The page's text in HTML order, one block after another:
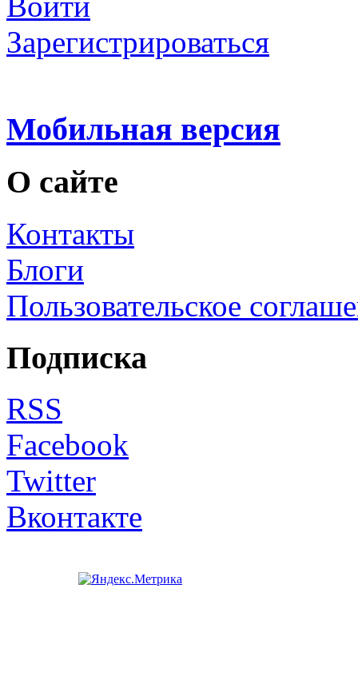
Зарегистрироваться
Мобильная версия
О сайте
Контакты
Блоги
Пользовательское
Подписка
RSS
Facebook
Twitter
Вконтакте